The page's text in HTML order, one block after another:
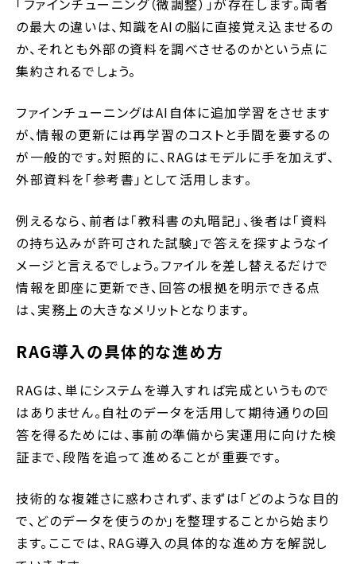
「ファインチューニング（微調整）」が存在します。両者
の最大の違いは、知識をAIの脳に直接覚え込ませるの
か、それとも外部の資料を調べさせるのかという点に
集約されるでしょう。
ファインチューニングはAI自体に追加学習をさせます
が、情報の更新には再学習のコストと手間を要するの
が一般的です。対照的に、RAGはモデルに手を加えず、
外部資料を「参考書」として活用します。
例えるなら、前者は「教科書の丸暗記」、後者は「資料
の持ち込みが許可された試験」で答えを探すようなイ
メージと言えるでしょう。ファイルを差し替えるだけで
情報を即座に更新でき、回答の根拠を明示できる点
は、実務上の大きなメリットとなります。
RAG導入の具体的な進め方
RAGは、単にシステムを導入すれば完成というもので
はありません。自社のデータを活用して期待通りの回
答を得るためには、事前の準備から実運用に向けた検
証まで、段階を追って進めることが重要です。
技術的な複雑さに惑わされず、まずは「どのような目的
で、どのデータを使うのか」を整理することから始まり
ます。ここでは、RAG導入の具体的な進め方を解説し